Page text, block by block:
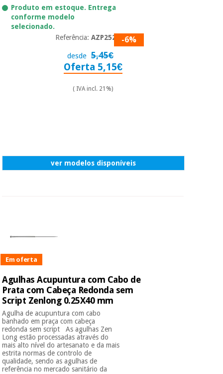
Produto em estoque. Entrega
conforme modelo
selecionado.
Referência:AZP2525 -6%
desde 5,45€
Oferta 5,15€
( IVA incl. 21%)
ver modelos disponíveis
Em oferta
Agulhas Acupuntura com Cabo de
Prata com Cabeça Redonda sem
Script Zenlong 0.25X40 mm
Agulha de acupuntura com cabo
banhado em praça com cabeça
redonda sem script As agulhas Zen
Long estão processadas através do
mais alto nível do artesanato e da mais
estrita normas de controlo de
qualidade, sendo as agulhas de
referência no mercado sanitário da